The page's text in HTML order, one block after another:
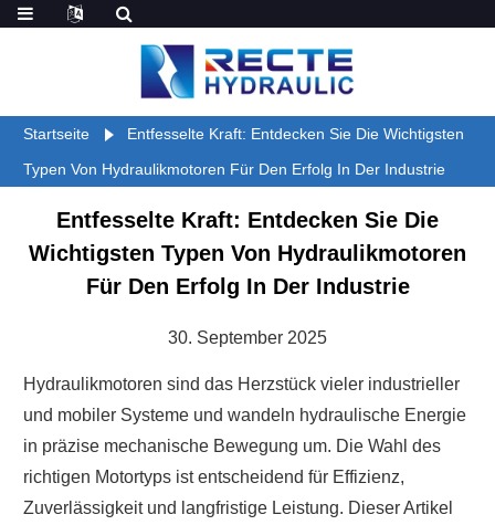
Startseite
Entfesselte Kraft: Entdecken Sie Die Wichtigsten
Typen Von Hydraulikmotoren Für Den Erfolg In Der Industrie
Entfesselte Kraft: Entdecken Sie Die
Wichtigsten Typen Von Hydraulikmotoren
Für Den Erfolg In Der Industrie
30. September 2025
Hydraulikmotoren sind das Herzstück vieler industrieller
und mobiler Systeme und wandeln hydraulische Energie
in präzise mechanische Bewegung um. Die Wahl des
richtigen Motortyps ist entscheidend für Effizienz,
Zuverlässigkeit und langfristige Leistung. Dieser Artikel